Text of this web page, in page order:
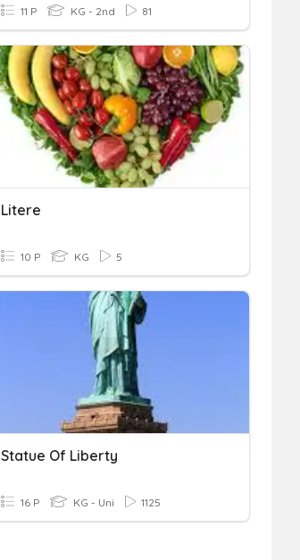
11 P KG - 2nd 81
Litere
10 P KG 5
Statue Of Liberty
16 P KG - Uni 1125